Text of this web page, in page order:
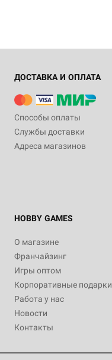
ДОСТАВКА И ОПЛАТА
Способы оплаты
Службы доставки
Адреса магазинов
HOBBY GAMES
О магазине
Франчайзинг
Игры оптом
Корпоративные подарки
Работа у нас
Новости
Контакты